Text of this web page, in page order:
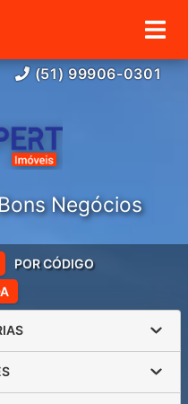
(51) 99906-0301
Negócios
POR CÓDIGO